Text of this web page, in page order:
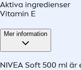
Aktiva ingredienser
Vitamin E
Mer information
NIVEA Soft 500 ml